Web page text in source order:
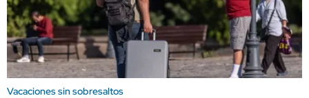
Vacaciones sin sobresaltos